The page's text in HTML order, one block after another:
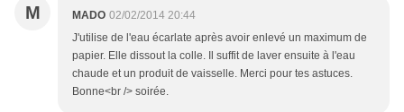
M MADO 02/02/2014 20:44
J'utilise de l'eau écarlate après avoir enlevé un maximum de
papier. Elle dissout la colle. Il suffit de laver ensuite à l'eau
chaude et un produit de vaisselle. Merci pour tes astuces.
Bonne<br /> soirée.